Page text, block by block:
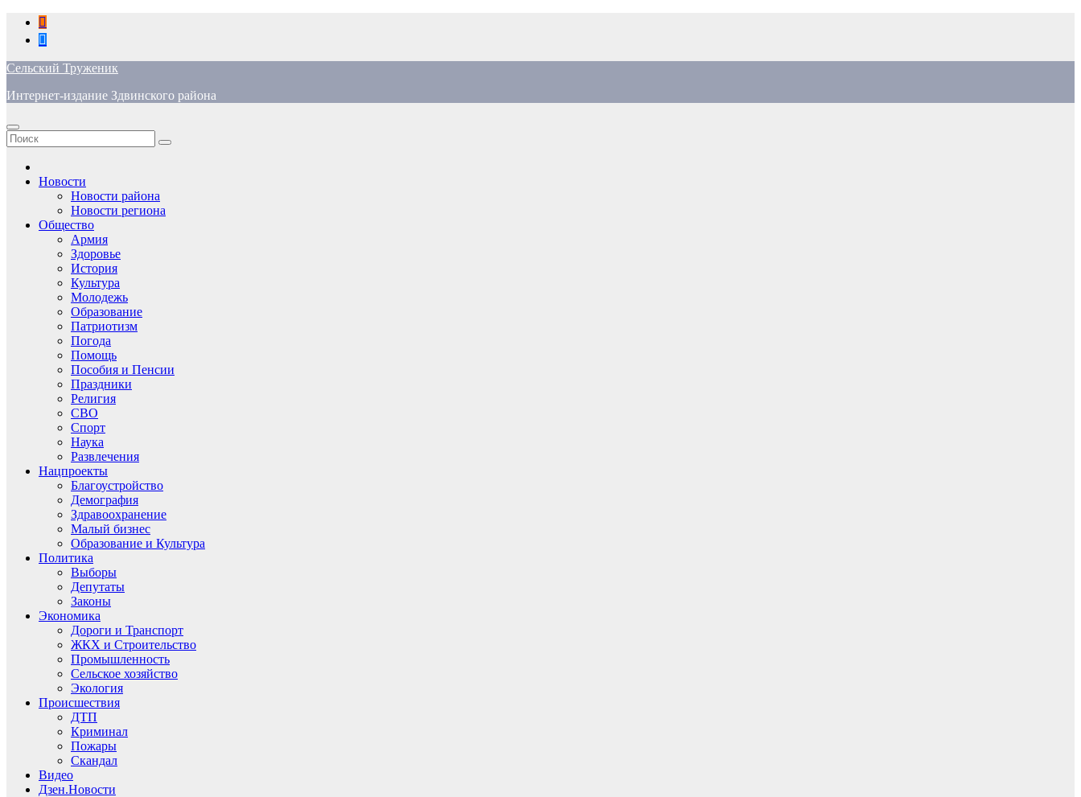
Перейти
содержимому
Сельский Труженик
Интернет-издание Здвинского района
Новости
Новости района
Новости региона
Общество
Армия
Здоровье
История
Культура
Молодежь
Образование
Патриотизм
Погода
Помощь
Пособия и Пенсии
Праздники
Религия
СВО
Спорт
Наука
Развлечения
Нацпроекты
Благоустройство
Демография
Здравоохранение
Малый бизнес
Образование и Культура
Политика
Выборы
Депутаты
Законы
Экономика
Дороги и Транспорт
ЖКХ и Строительство
Промышленность
Сельское хозяйство
Экология
Происшествия
ДТП
Криминал
Пожары
Скандал
Видео
Дзен.Новости